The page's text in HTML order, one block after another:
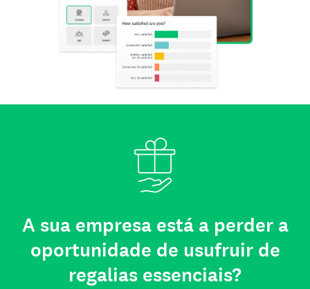
A sua empresa está a perder a
oportunidade de usufruir de
regalias essenciais?